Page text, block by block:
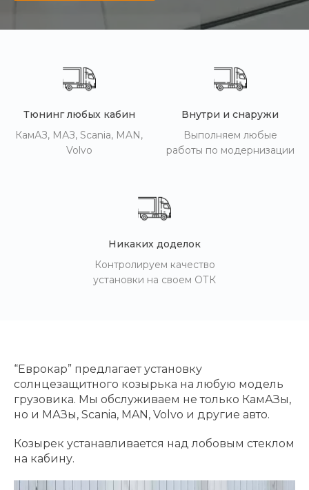
Тюнинг любых кабин
КамАЗ, МАЗ, Scania, MAN,
Volvo
Внутри и снаружи
Выполняем любые
работы по модернизации
Никаких доделок
Контролируем качество
установки на своем ОТК
“Еврокар” предлагает установку
солнцезащитного козырька на любую модель
грузовика. Мы обслуживаем не только КамАЗы,
но и МАЗы, Scania, MAN, Volvo и другие авто.
Козырек устанавливается над лобовым стеклом
на кабину.